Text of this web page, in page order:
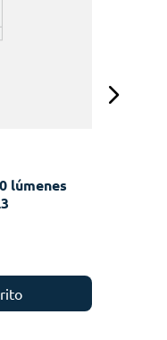
lúmenes